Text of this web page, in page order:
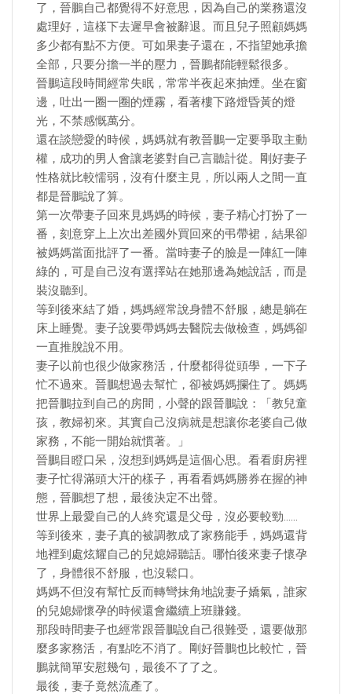
了，晉鵬自己都覺得不好意思，因為自己的業務還沒
處理好，這樣下去遲早會被辭退。而且兒子照顧媽媽
多少都有點不方便。可如果妻子還在，不指望她承擔
全部，只要分擔一半的壓力，晉鵬都能輕鬆很多。
晉鵬這段時間經常失眠，常常半夜起來抽煙。坐在窗
邊，吐出一圈一圈的煙霧，看著樓下路燈昏黃的燈
光，不禁感慨萬分。
還在談戀愛的時候，媽媽就有教晉鵬一定要爭取主動
權，成功的男人會讓老婆對自己言聽計從。剛好妻子
性格就比較懦弱，沒有什麼主見，所以兩人之間一直
都是晉鵬說了算。
第一次帶妻子回來見媽媽的時候，妻子精心打扮了一
番，刻意穿上上次出差國外買回來的弔帶裙，結果卻
被媽媽當面批評了一番。當時妻子的臉是一陣紅一陣
綠的，可是自己沒有選擇站在她那邊為她說話，而是
裝沒聽到。
等到後來結了婚，媽媽經常說身體不舒服，總是躺在
床上睡覺。妻子說要帶媽媽去醫院去做檢查，媽媽卻
一直推脫說不用。
妻子以前也很少做家務活，什麼都得從頭學，一下子
忙不過來。晉鵬想過去幫忙，卻被媽媽攔住了。媽媽
把晉鵬拉到自己的房間，小聲的跟晉鵬說：「教兒童
孩，教婦初來。其實自己沒病就是想讓你老婆自己做
家務，不能一開始就慣著。」
晉鵬目瞪口呆，沒想到媽媽是這個心思。看看廚房裡
妻子忙得滿頭大汗的樣子，再看看媽媽勝券在握的神
態，晉鵬想了想，最後決定不出聲。
世界上最愛自己的人終究還是父母，沒必要較勁……
等到後來，妻子真的被調教成了家務能手，媽媽還背
地裡到處炫耀自己的兒媳婦聽話。哪怕後來妻子懷孕
了，身體很不舒服，也沒鬆口。
媽媽不但沒有幫忙反而轉彎抹角地說妻子嬌氣，誰家
的兒媳婦懷孕的時候還會繼續上班賺錢。
那段時間妻子也經常跟晉鵬說自己很難受，還要做那
麼多家務活，有點吃不消了。剛好晉鵬也比較忙，晉
鵬就簡單安慰幾句，最後不了了之。
最後，妻子竟然流產了。